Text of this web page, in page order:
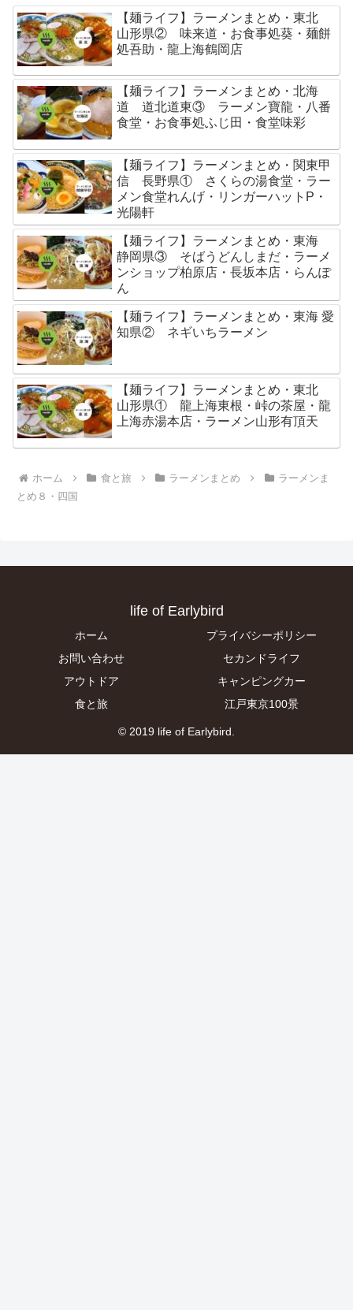
【麺ライフ】ラーメンまとめ・東北
山形県② 味来道・お食事処葵・麺餅
処吾助・龍上海鶴岡店
【麺ライフ】ラーメンまとめ・北海
道 道北道東③ ラーメン寶龍・八番
食堂・お食事処ふじ田・食堂味彩
【麺ライフ】ラーメンまとめ・関東甲
信 長野県① さくらの湯食堂・ラー
メン食堂れんげ・リンガーハットP・
光陽軒
【麺ライフ】ラーメンまとめ・東海
静岡県③ そばうどんしまだ・ラーメ
ンショップ柏原店・長坂本店・らんぽ
ん
【麺ライフ】ラーメンまとめ・東海 愛
知県② ネギいちラーメン
【麺ライフ】ラーメンまとめ・東北
山形県① 龍上海東根・峠の茶屋・龍
上海赤湯本店・ラーメン山形有頂天
ホーム 食と旅 ラーメンまとめ
ラーメンま
とめ８・四国
life of Earlybird
ホーム
プライバシーポリシー
お問い合わせ
セカンドライフ
アウトドア
キャンピングカー
食と旅
江戸東京100景
© 2019 life of Earlybird.